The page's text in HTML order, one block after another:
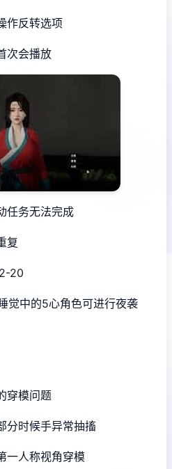
作反转选项
次会播放
任务无法完成
复
20
觉中的5心角色可进行夜袭
穿模问题
分时候手异常抽搐
一人称视角穿模